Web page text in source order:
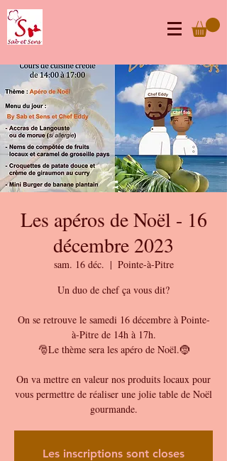
Les apéros de Noël - 16
décembre 2023
sam. 16 déc.
  |
Pointe-à-Pitre
Un duo de chef ça vous dit?
On se retrouve le samedi 16 décembre à Pointe-
à-Pitre de 14h à 17h.
🎅Le thème sera les apéro de Noël.🤶
On va mettre en valeur nos produits locaux pour
vous permettre de réaliser une jolie table de Noël
Les inscriptions sont closes